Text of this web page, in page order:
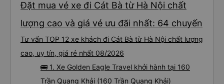
Đặt mua vé xe đi Cát Bà từ Hà Nội chất
lượng cao và giá vé ưu đãi nhất: 64 chuyến
Tư vấn TOP 12 xe khách đi Cát Bà từ Hà Nội chất lượng
cao, uy tín, giá rẻ nhất 08/2026
🚌 1. Xe Golden Eagle Travel khởi hành tại 160
Trần Quang Khải (160 Trần Quang Khải)